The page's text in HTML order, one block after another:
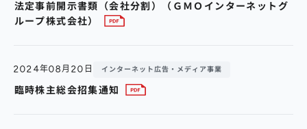
法定事前開示書類（会社分割）（ＧＭＯインターネットグ
ループ株式会社）
2024年08月20日 インターネット広告・メディア事業
臨時株主総会招集通知